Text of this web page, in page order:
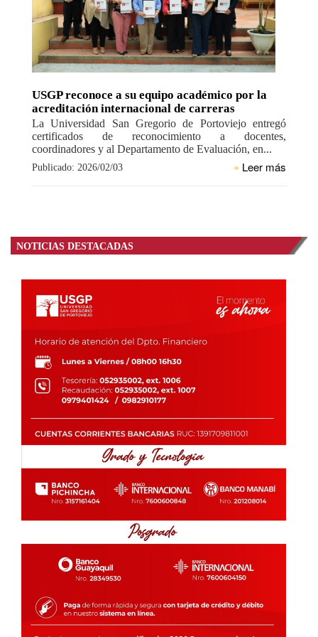
USGP reconoce a su equipo académico por la
acreditación internacional de carreras
La Universidad San Gregorio de Portoviejo entregó
certificados de reconocimiento a docentes,
coordinadores y al Departamento de Evaluación, en...
Publicado: 2026/02/03 » Leer más
NOTICIAS DESTACADAS